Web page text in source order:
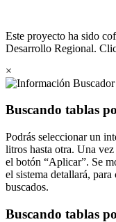
Este proyecto ha sido
Desarrollo Regional.
×
Buscando tablas
Podrás seleccionar un
litros hasta otra. Una
el botón
Aplicar . Se
el sistema detallará,
buscados.
Buscando tablas